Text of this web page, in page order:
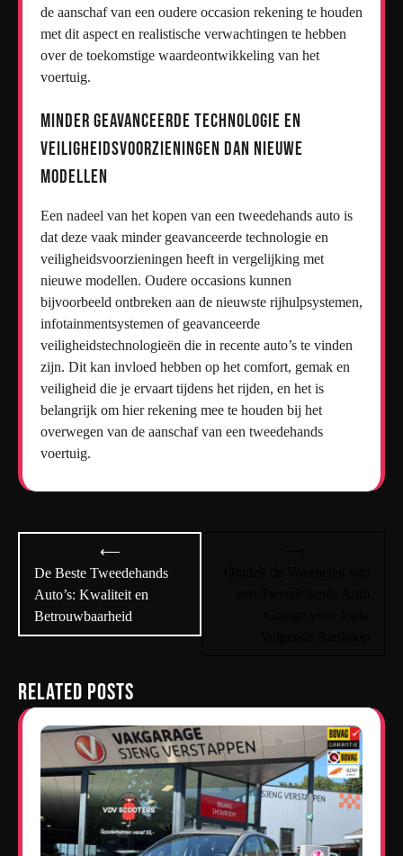
de aanschaf van een oudere occasion rekening te houden
met dit aspect en realistische verwachtingen te hebben
over de toekomstige waardeontwikkeling van het
voertuig.
Minder geavanceerde technologie en
veiligheidsvoorzieningen dan nieuwe
modellen
Een nadeel van het kopen van een tweedehands auto is
dat deze vaak minder geavanceerde technologie en
veiligheidsvoorzieningen heeft in vergelijking met
nieuwe modellen. Oudere occasions kunnen
bijvoorbeeld ontbreken aan de nieuwste rijhulpsystemen,
infotainmentsystemen of geavanceerde
veiligheidstechnologieën die in recente auto’s te vinden
zijn. Dit kan invloed hebben op het comfort, gemak en
veiligheid die je ervaart tijdens het rijden, en het is
belangrijk om hier rekening mee te houden bij het
overwegen van de aanschaf van een tweedehands
voertuig.
navigatie
⟵
De Beste Tweedehands
Auto’s: Kwaliteit en
Betrouwbaarheid
Related Posts